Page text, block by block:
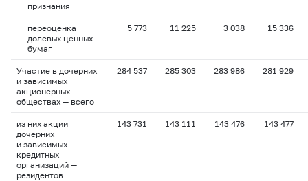
признания
переоценка
долевых ценных
бумаг
5 773 11 225 3 038 15 336
Участие в дочерних
и зависимых
акционерных
обществах — всего
284 537 285 303 283 986 281 929
из них акции
дочерних
и зависимых
кредитных
организаций —
резидентов
143 731 143 111 143 476 143 477